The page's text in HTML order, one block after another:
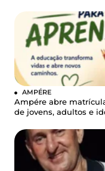
AMPÉRE
Ampére abre
de jovens, adultos e